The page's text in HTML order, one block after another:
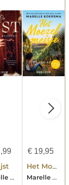
Marelle Boersma
€ 19,95
Het Moezelmeisje
Marelle Boersma